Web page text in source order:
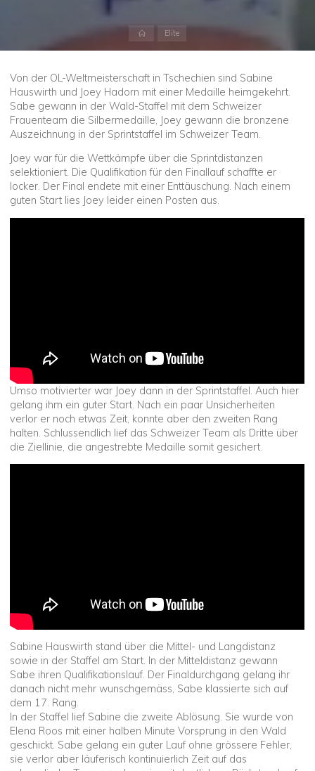
Elite
Von der OL-Weltmeisterschaft in Tschechien sind Sabine
Hauswirth und Joey Hadorn mit einer Medaille heimgekehrt.
Sabe gewann in der Wald-Staffel mit dem Schweizer
Frauenteam die Silbermedaille, Joey gewann die bronzene
Auszeichnung in der Sprintstaffel im Schweizer Team.
Joey war für die Wettkämpfe über die Sprintdistanzen
selektioniert. Die Qualifikation für den Finallauf schaffte er
locker. Der Final endete mit einer Enttäuschung. Nach einem
guten Start lies Joey leider einen Posten aus.
Umso motivierter war Joey dann in der Sprintstaffel. Auch hier
gelang ihm ein guter Start. Nach ein paar Unsicherheiten
verlor er noch etwas Zeit, konnte aber den zweiten Rang
halten. Schlussendlich lief das Schweizer Team als Dritte über
die Ziellinie, die angestrebte Medaille somit gesichert.
Sabine Hauswirth stand über die Mittel- und Langdistanz
sowie in der Staffel am Start. In der Mitteldistanz gewann
Sabe ihren Qualifikationslauf. Der Finaldurchgang gelang ihr
danach nicht mehr wunschgemäss, Sabe klassierte sich auf
dem 17. Rang.
In der Staffel lief Sabine die zweite Ablösung. Sie wurde von
Elena Roos mit einer halben Minute Vorsprung in den Wald
geschickt. Sabe gelang ein guter Lauf ohne grössere Fehler,
sie verlor aber läuferisch kontinuierlich Zeit auf das